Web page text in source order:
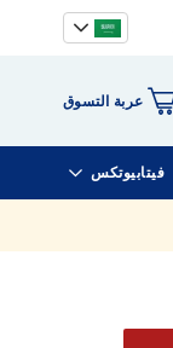
عربة التسوق
فيتابيوتكس